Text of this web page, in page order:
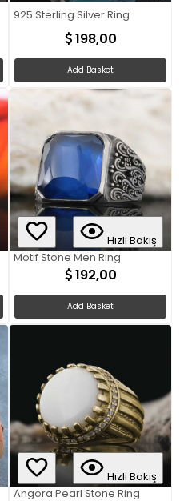
925 Sterling Silver Ring
198,00
Add Basket
Hızlı Bakış
Motif Stone Men Ring
192,00
Add Basket
Hızlı Bakış
Angora Pearl Stone Ring